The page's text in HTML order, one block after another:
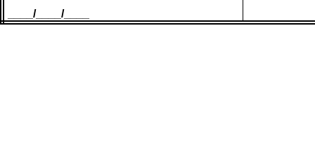
____/____/____